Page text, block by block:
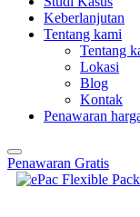
Keberlanjutan
Tentang kami
Tentang
Lokasi
Blog
Kontak
Penawaran
Penawaran Gratis